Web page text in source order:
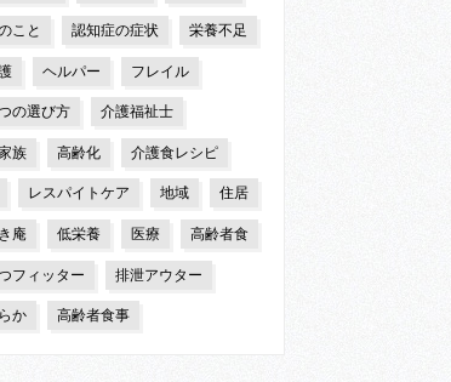
こと 認知症の症状 栄養不足
ヘルパー フレイル
の選び方 介護福祉士
族 高齢化 介護食レシピ
レスパイトケア 地域 住居
庵 低栄養 医療 高齢者食
フィッター 排泄アウター
か 高齢者食事